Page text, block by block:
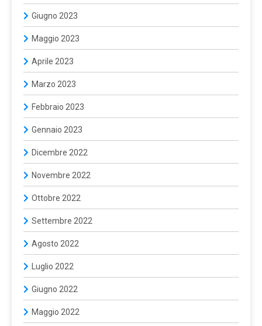
Giugno 2023
Maggio 2023
Aprile 2023
Marzo 2023
Febbraio 2023
Gennaio 2023
Dicembre 2022
Novembre 2022
Ottobre 2022
Settembre 2022
Agosto 2022
Luglio 2022
Giugno 2022
Maggio 2022